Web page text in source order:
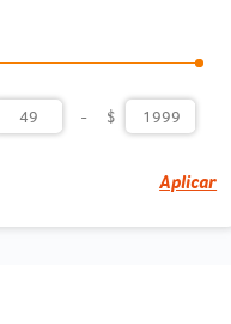
- $
Aplicar